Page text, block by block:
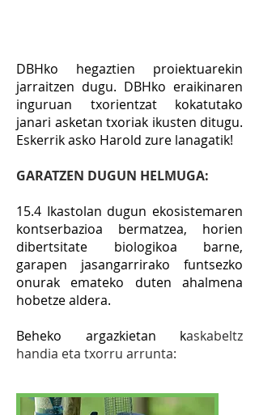
DBHko hegaztien proiektuarekin
jarraitzen dugu. DBHko eraikinaren
inguruan txorientzat kokatutako
janari asketan txoriak ikusten ditugu.
Eskerrik asko Harold zure lanagatik!
GARATZEN DUGUN HELMUGA:
15.4 Ikastolan dugun ekosistemaren
kontserbazioa bermatzea, horien
dibertsitate biologikoa barne,
garapen jasangarrirako funtsezko
onurak emateko duten ahalmena
hobetze aldera.
Beheko argazkietan kaskabeltz
handia eta txorru arrunta: